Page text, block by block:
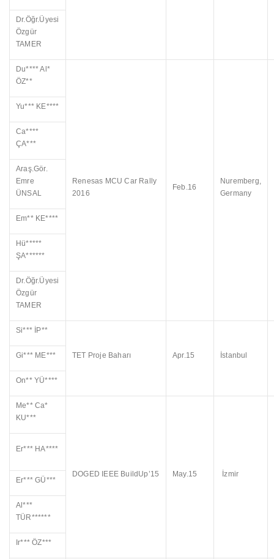
Dr.Öğr.Üyesi
Özgür
TAMER
Du**** Al*
ÖZ**
Renesas MCU Car Rally
2016
Feb.16
Nuremberg,
Germany
Yu*** KE****
Ca****
ÇA***
Araş.Gör.
Emre
ÜNSAL
Em** KE****
Hü*****
ŞA******
Dr.Öğr.Üyesi
Özgür
TAMER
Si*** İP**
TET Proje Baharı Apr.15 İstanbul
Gi*** ME***
On** YÜ****
Me** Ca*
KU***
DOGED IEEE BuildUp’15 May.15 İzmir
Er*** HA****
Er*** GÜ***
Al***
TÜR******
Ir*** ÖZ***